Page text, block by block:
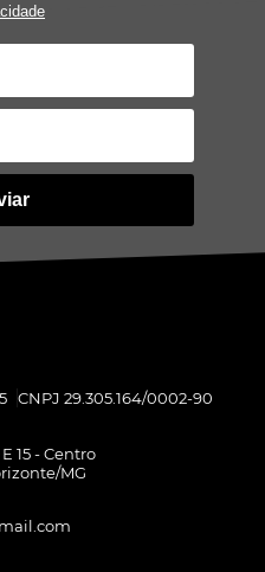
CNPJ 29.305.164/0002-90
15 - Centro
MG